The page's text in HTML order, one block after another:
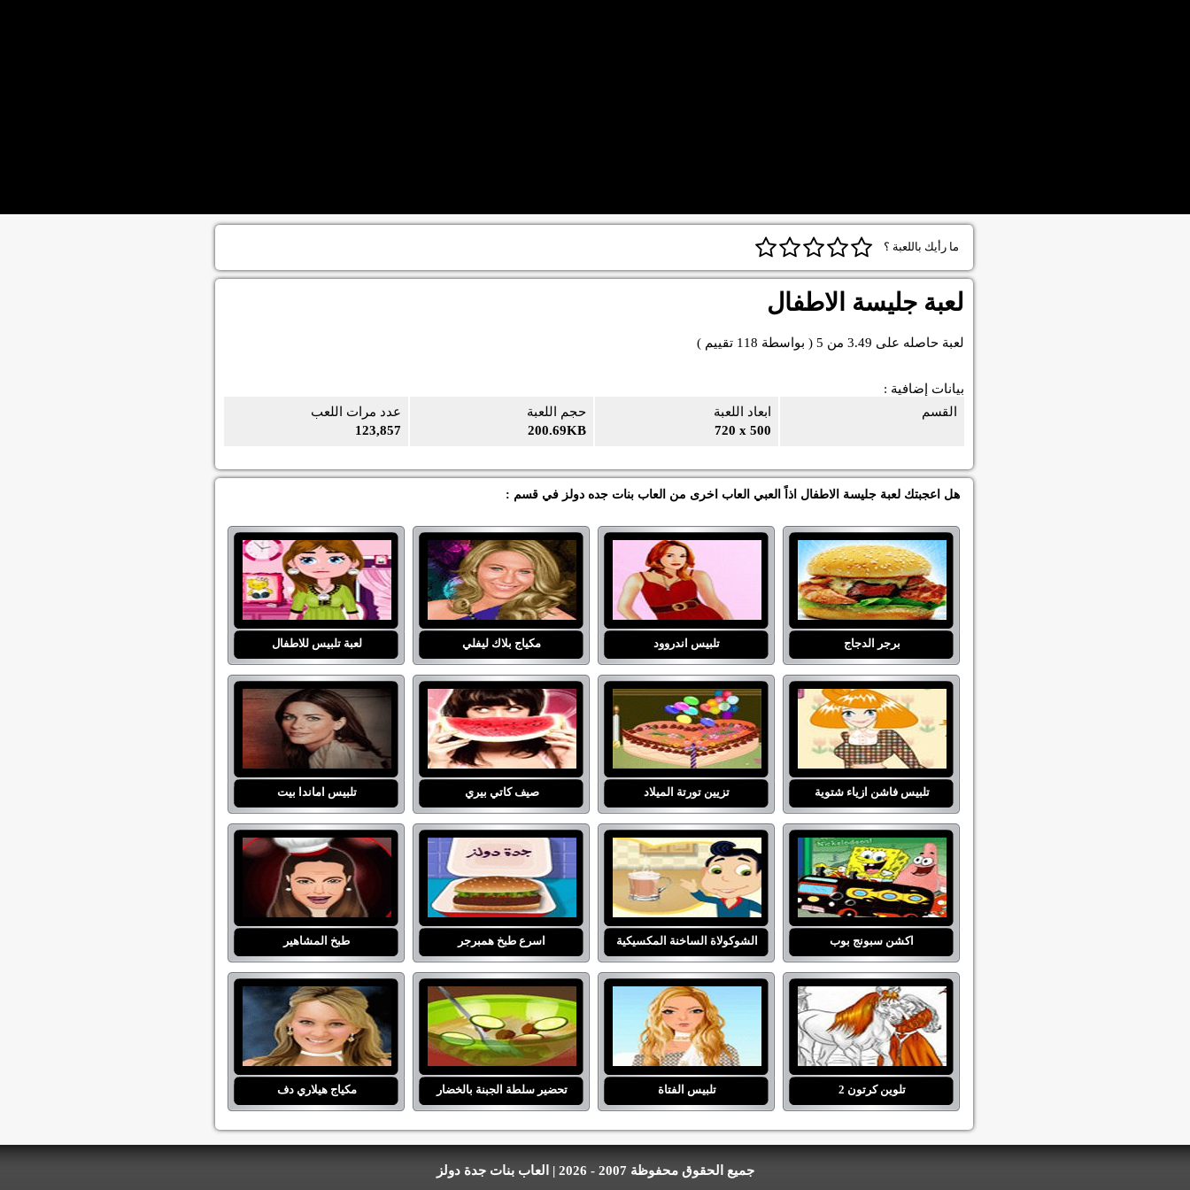
ما رأيك باللعبة ؟
لعبة جليسة الاطفال
لعبة حاصله على 3.49 من 5 ( بواسطة 118 تقييم )
بيانات إضافية :
عدد مرات اللعب
123,857
حجم اللعبة
200.69KB
ابعاد اللعبة
720 x 500
القسم
هل اعجبتك لعبة جليسة الاطفال اذاً العبي العاب اخرى من العاب بنات جده دولز في قسم :
برجر الدجاج تلبيس اندروود مكياج بلاك ليفلي لعبة تلبيس للاطفال
تلبيس فاشن ازياء شتوية تزيين تورتة الميلاد صيف كاتي بيري تلبيس اماندا بيت
اكشن سبونج بوب الشوكولاة الساخنة المكسيكية اسرع طبخ همبرجر طبخ المشاهير
تلوين كرتون 2 تلبيس الفتاة تحضير سلطة الجبنة بالخضار مكياج هيلاري دف
جميع الحقوق محفوظة 2007 - 2026 | العاب بنات جدة دولز